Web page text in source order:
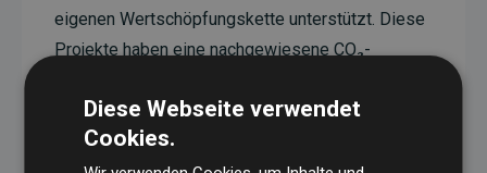
eigenen Wertschöpfungskette unterstützt. Diese
Projekte haben eine nachgewiesene CO₂-
Doppelten der geschätzten Emissionen der
Website entspricht.
Diese Webseite verwendet
Cookies.